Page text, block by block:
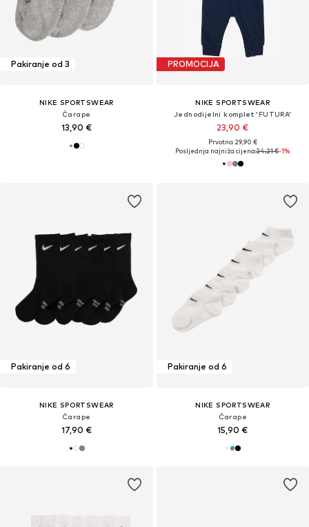
Pakiranje od 3
NIKE SPORTSWEAR
Čarape
13,90 €
PROMOCIJA
NIKE SPORTSWEAR
Jednodijelni komplet 'FUTURA'
23,90 €
Prvotno: 29,90 €
Posljednja najniža cijena:24,21 €-1%
Pakiranje od 6
NIKE SPORTSWEAR
Čarape
17,90 €
Pakiranje od 6
NIKE SPORTSWEAR
Čarape
15,90 €